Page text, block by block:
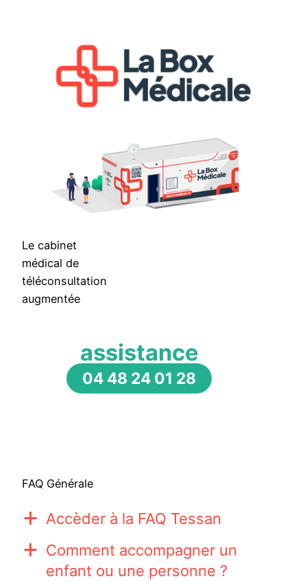
Le cabinet
médical de
téléconsultation
augmentée
assistance
04 48 24 01 28
FAQ Générale
a Accèder à la FAQ Tessan
a
Comment accompagner un
enfant ou une personne ?